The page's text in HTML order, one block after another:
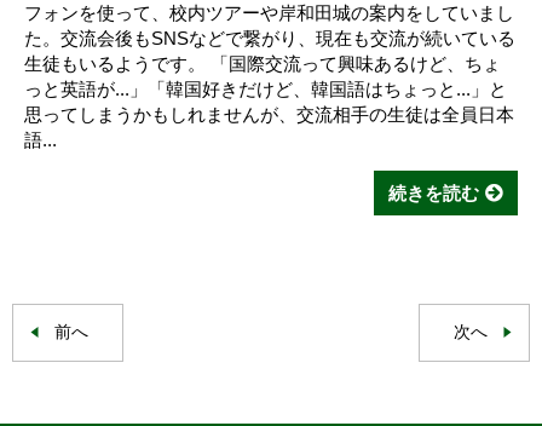
フォンを使って、校内ツアーや岸和田城の案内をしていまし
た。交流会後もSNSなどで繋がり、現在も交流が続いている
生徒もいるようです。 「国際交流って興味あるけど、ちょ
っと英語が...」「韓国好きだけど、韓国語はちょっと...」と
思ってしまうかもしれませんが、交流相手の生徒は全員日本
語...
続きを読む
前へ 次へ